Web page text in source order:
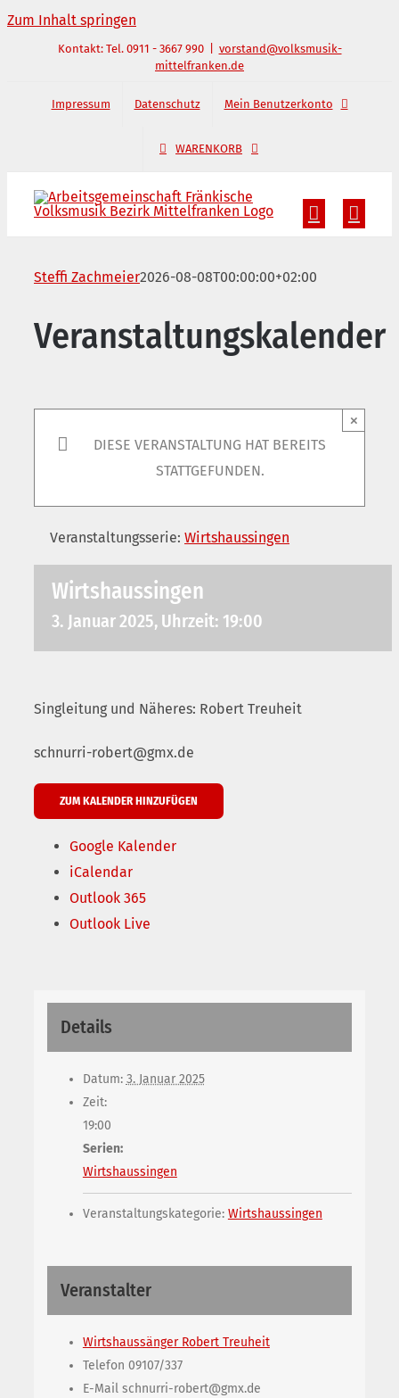
Zum Inhalt springen
Kontakt: Tel. 0911 - 3667 990
vorstand@volksmusik-
mittelfranken.de
Impressum Datenschutz Mein Benutzerkonto
WARENKORB
Steffi Zachmeier2026-08-08T00:00:00+02:00
Veranstaltungskalender
DIESE VERANSTALTUNG HAT BEREITS
STATTGEFUNDEN.
×
Veranstaltungsserie: Wirtshaussingen
Wirtshaussingen
3. Januar 2025, Uhrzeit: 19:00
Singleitung und Näheres: Robert Treuheit
schnurri-robert@gmx.de
ZUM KALENDER HINZUFÜGEN
Google Kalender
iCalendar
Outlook 365
Outlook Live
Details
Datum: 3. Januar 2025
Zeit:
19:00
Serien:
Wirtshaussingen
Veranstaltungskategorie: Wirtshaussingen
Veranstalter
Wirtshaussänger Robert Treuheit
Telefon 09107/337
E-Mail schnurri-robert@gmx.de